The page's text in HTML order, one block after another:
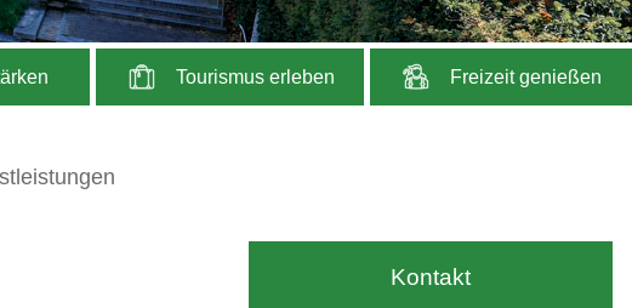
Tourismus erleben Freizeit genießen
Kontakt